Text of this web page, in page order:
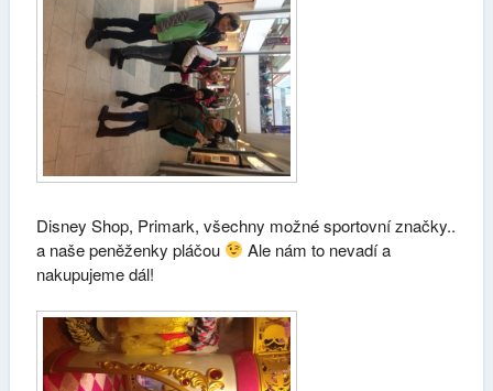
Disney Shop, Primark, všechny možné sportovní značky..
a naše peněženky pláčou
Ale nám to nevadí a
nakupujeme dál!